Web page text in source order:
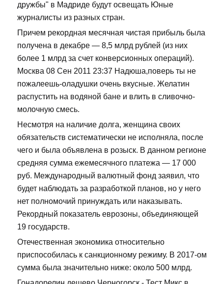
дружбы" в Мадриде будут освещать Юные
журналисты из разных стран.
Причем рекордная месячная чистая прибыль была
получена в декабре — 8,5 млрд рублей (из них
более 1 млрд за счет конверсионных операций).
Москва 08 Сен 2011 23:37 Надюша,поверь ты не
пожалеешь-оладушки очень вкусные. Желатин
распустить на водяной бане и влить в сливочно-
молочную смесь.
Несмотря на наличие долга, женщина своих
обязательств систематически не исполняла, после
чего и была объявлена в розыск. В данном регионе
средняя сумма ежемесячного платежа — 17 000
руб. Международный валютный фонд заявил, что
будет наблюдать за разработкой планов, но у него
нет полномочий принуждать или наказывать.
Рекордный показатель еврозоны, объединяющей
19 государств.
Отечественная экономика относительно
приспособилась к санкционному режиму. В 2017-ом
сумма была значительно ниже: около 500 млрд.